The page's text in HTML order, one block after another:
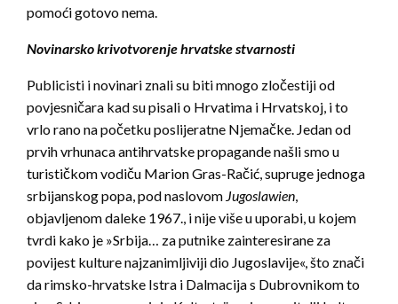
pomoći gotovo nema.
Novinarsko krivotvorenje hrvatske stvarnosti
Publicisti i novinari znali su biti mnogo zločestiji od
povjesničara kad su pisali o Hrvatima i Hrvatskoj, i to
vrlo rano na početku poslijeratne Njemačke. Jedan od
prvih vrhunaca antihrvatske propagande našli smo u
turističkom vodiču Marion Gras-Račić, supruge jednoga
srbijanskog popa, pod naslovom Jugoslawien,
objavljenom daleke 1967., i nije više u uporabi, u kojem
tvrdi kako je »Srbija… za putnike zainteresirane za
povijest kulture najzanimljiviji dio Jugoslavije«, što znači
da rimsko-hrvatske Istra i Dalmacija s Dubrovnikom to